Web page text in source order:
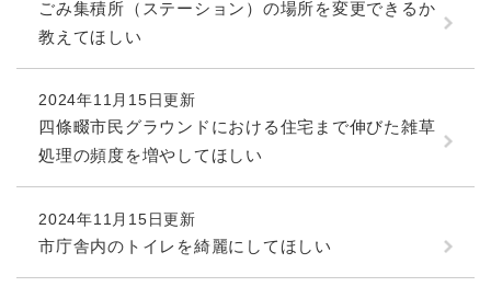
ごみ集積所（ステーション）の場所を変更できるか
教えてほしい
2024年11月15日更新
四條畷市民グラウンドにおける住宅まで伸びた雑草
処理の頻度を増やしてほしい
2024年11月15日更新
市庁舎内のトイレを綺麗にしてほしい